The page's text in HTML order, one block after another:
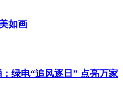
如画
绿电“追风逐日” 点亮万家